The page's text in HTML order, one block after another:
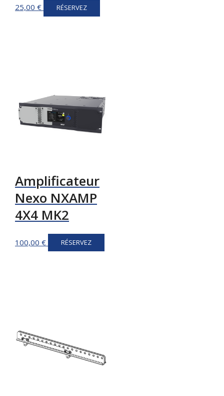
25,00 € RÉSERVEZ
Amplificateur
Nexo NXAMP
4X4 MK2
100,00 € RÉSERVEZ